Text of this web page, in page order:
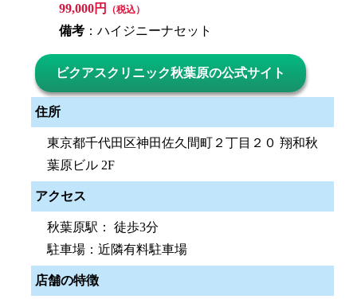
99,000円
（税込）
備考 ：ハイジニーナセット
ビクアスクリニック秋葉原の公式サイト
住所
東京都千代田区神田佐久間町２丁目２０ 翔和秋
葉原ビル 2F
アクセス
秋葉原駅： 徒歩3分
駐車場：近隣有料駐車場
店舗の特徴